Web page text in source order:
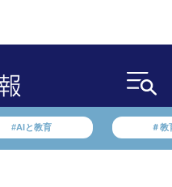
#AIと教育 ＃教